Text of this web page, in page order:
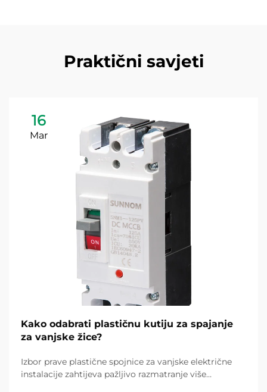
Praktični savjeti
16
Mar
Kako odabrati plastičnu kutiju za spajanje
za vanjske žice?
Izbor prave plastične spojnice za vanjske električne
instalacije zahtijeva pažljivo razmatranje više